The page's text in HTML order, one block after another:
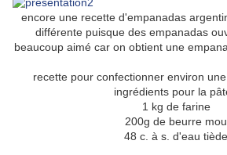
encore une recette d'empanadas
différente puisque des empanadas
beaucoup aimé car on obtient une
recette pour confectionner environ
ingrédients pour la
1 kg de farine
200g de beurre mou
48 c. à s. d'eau tiède